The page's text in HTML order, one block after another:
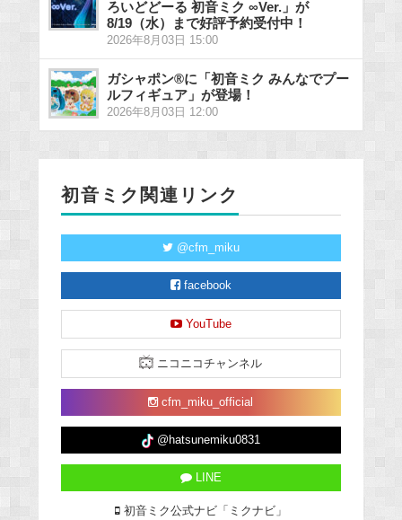
ろいどどーる 初音ミク ∞Ver.」が
8/19（水）まで好評予約受付中！
2026年8月03日 15:00
ガシャポン®に「初音ミク みんなでプー
ルフィギュア」が登場！
2026年8月03日 12:00
初音ミク関連リンク
@cfm_miku
facebook
YouTube
ニコニコチャンネル
cfm_miku_official
@hatsunemiku0831
LINE
初音ミク公式ナビ「ミクナビ」